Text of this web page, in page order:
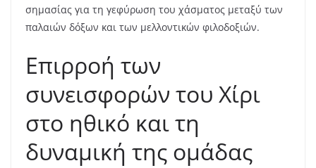
σημασίας για τη γεφύρωση του χάσματος μεταξύ των
παλαιών δόξων και των μελλοντικών φιλοδοξιών.
Επιρροή των
συνεισφορών του Χίρι
στο ηθικό και τη
δυναμική της ομάδας